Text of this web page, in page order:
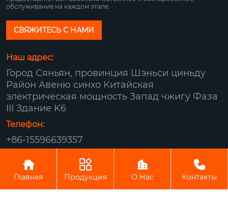
обслуживание на каждом этапе.
СВЯЖИТЕСЬ С НАМИ
Наш адрес:
Город Сяньян, провинция Шэньси циньду
Район Авеню синхо Китайская
электрическая мощность Запад чжигу Фаза
III Здание K6
Телефон:
+86-15596639357
Авторское право© ООО Шэньси Хуаюань
Электроникс

Главная

Продукция

О Нас

Контакты